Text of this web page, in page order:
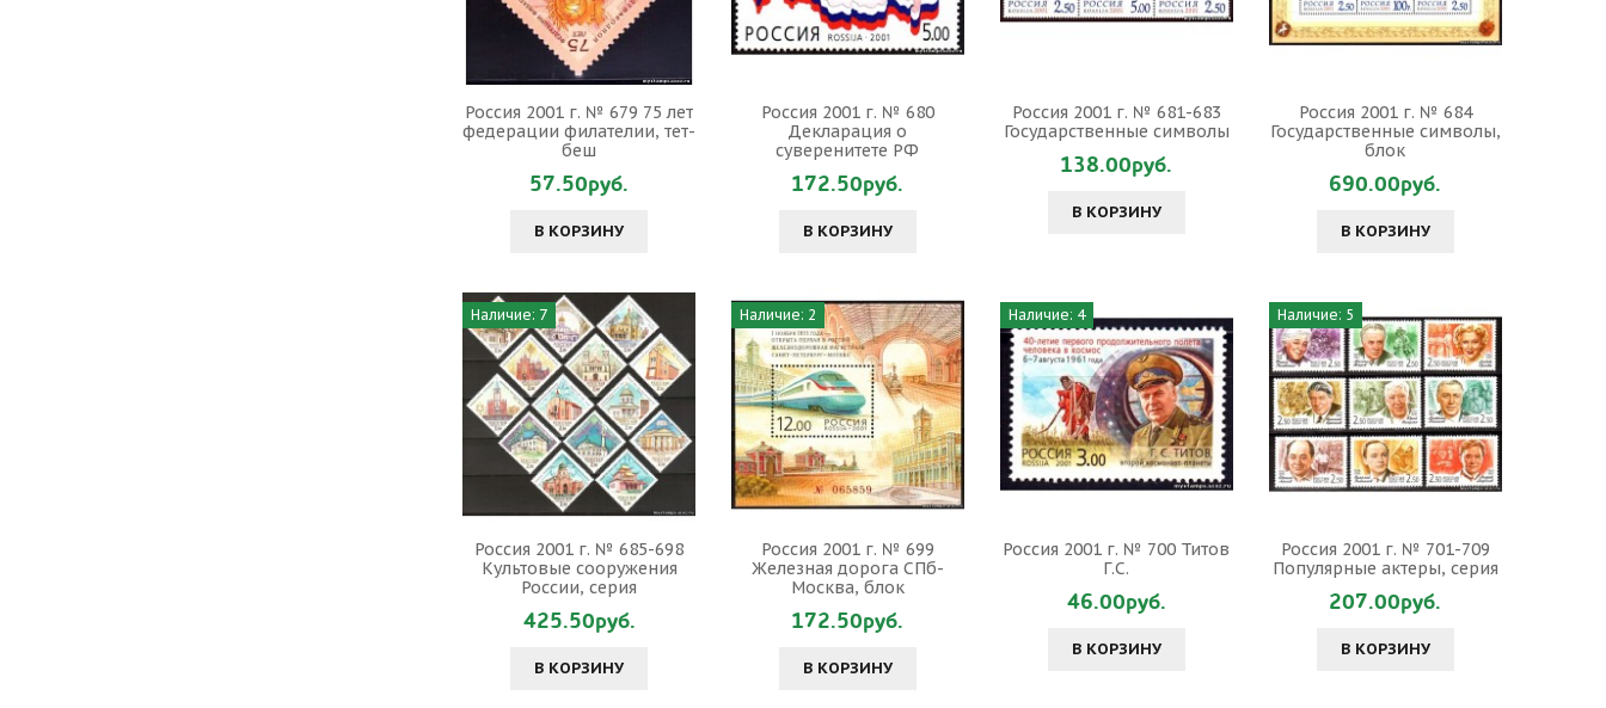
Россия 2001 г. № 679 75 лет
федерации филателии, тет-
беш
57.50руб.
В КОРЗИНУ
Россия 2001 г. № 680
Декларация о
суверенитете РФ
172.50руб.
В КОРЗИНУ
Россия 2001 г. № 681-683
Государственные символы
138.00руб.
В КОРЗИНУ
Россия 2001 г. № 684
Государственные символы,
блок
690.00руб.
В КОРЗИНУ
Наличие: 7
Россия 2001 г. № 685-698
Культовые сооружения
России, серия
425.50руб.
В КОРЗИНУ
Наличие: 2
Россия 2001 г. № 699
Железная дорога СПб-
Москва, блок
172.50руб.
В КОРЗИНУ
Наличие: 4
Россия 2001 г. № 700 Титов
Г.С.
46.00руб.
В КОРЗИНУ
Наличие: 5
Россия 2001 г. № 701-709
Популярные актеры, серия
207.00руб.
В КОРЗИНУ